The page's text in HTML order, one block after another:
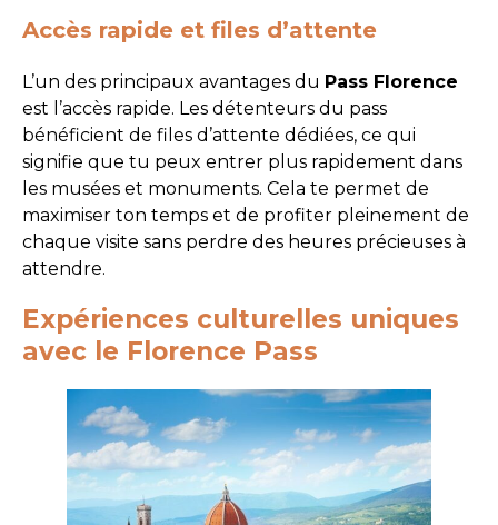
Accès rapide et files d’attente
L’un des principaux avantages du Pass Florence
est l’accès rapide. Les détenteurs du pass
bénéficient de files d’attente dédiées, ce qui
signifie que tu peux entrer plus rapidement dans
les musées et monuments. Cela te permet de
maximiser ton temps et de profiter pleinement de
chaque visite sans perdre des heures précieuses à
attendre.
Expériences culturelles uniques
avec le Florence Pass